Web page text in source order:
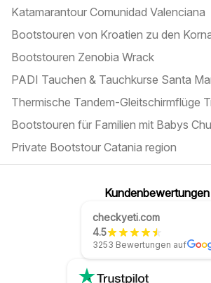
Katamarantour Comunidad Valenciana
Bootstouren von Kroatien zu den
Bootstouren Zenobia Wrack
PADI Tauchen & Tauchkurse Santa
Thermische Tandem-Gleitschirmflüge
Bootstouren für Familien mit Babys
Private Bootstour Catania region
Kundenbewertungen
checkyeti.com
4.5
3253 Bewertungen auf